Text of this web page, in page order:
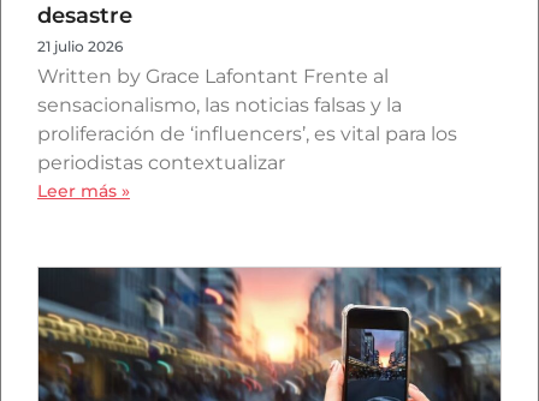
desastre
21 julio 2026
Written by Grace Lafontant Frente al
sensacionalismo, las noticias falsas y la
proliferación de ‘influencers’, es vital para los
periodistas contextualizar
Leer más »